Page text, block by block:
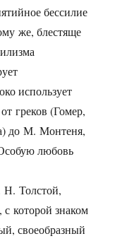
бессилие
же, блестяще
использует
греков (Гомер,
до М. Монтеня,
любовь
Толстой,
знаком
своеобразный